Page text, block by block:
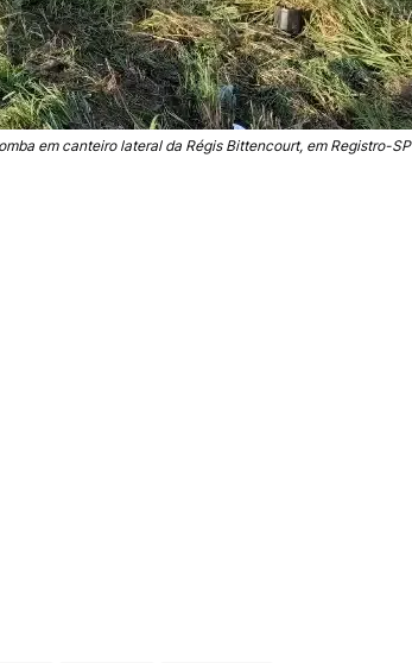
em canteiro lateral da Régis Bittencourt, em Registro-SP